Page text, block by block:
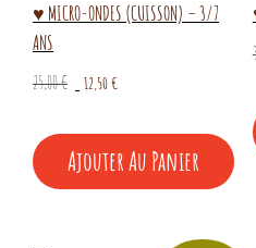
♥ MICRO-ONDES (CUISSON) – 3/7
ANS
25,00€
Le
initial
était :
25,00 €.
12,50€
actuel
est :
12,50 €.
Ajouter Au Panier